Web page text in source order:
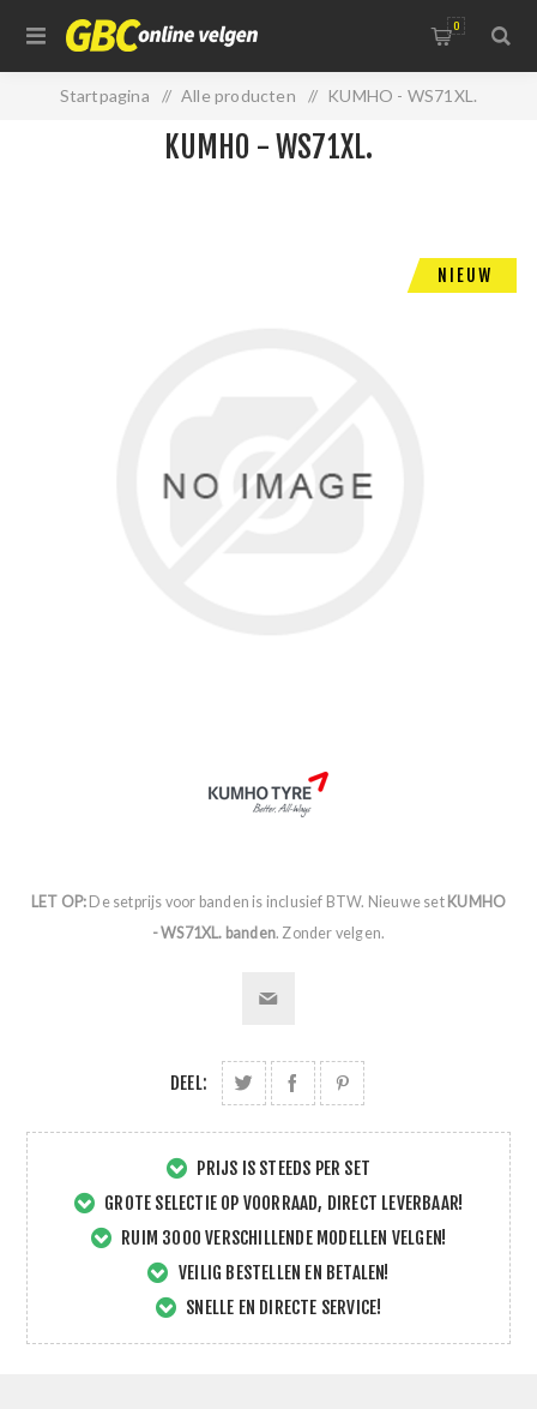
0
Startpagina / Alle producten / KUMHO - WS71XL.
NIEUW
KUMHO - WS71XL.
LET OP: De setprijs voor banden is inclusief BTW. Nieuwe set KUMHO
- WS71XL. banden. Zonder velgen.
DEEL:
PRIJS IS STEEDS PER SET
GROTE SELECTIE OP VOORRAAD, DIRECT LEVERBAAR!
RUIM 3000 VERSCHILLENDE MODELLEN VELGEN!
VEILIG BESTELLEN EN BETALEN!
SNELLE EN DIRECTE SERVICE!